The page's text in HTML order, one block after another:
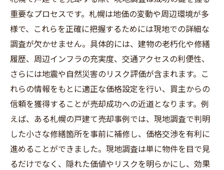
重要なプロセスです。札幌は地価の変動や周辺環境が多
様で、これらを正確に把握するためには現地での詳細な
調査が欠かせません。具体的には、建物の老朽化や修繕
履歴、周辺インフラの充実度、交通アクセスの利便性、
さらには地震や自然災害のリスク評価が含まれます。こ
れらの情報をもとに適正な価格設定を行い、買主からの
信頼を獲得することが売却成功への近道となります。例
えば、ある札幌の戸建て売却事例では、現地調査で判明
した小さな修繕箇所を事前に補修し、価格交渉を有利に
進めることができました。現地調査は単に物件を目で見
るだけでなく、隠れた価値やリスクを明らかにし、効果